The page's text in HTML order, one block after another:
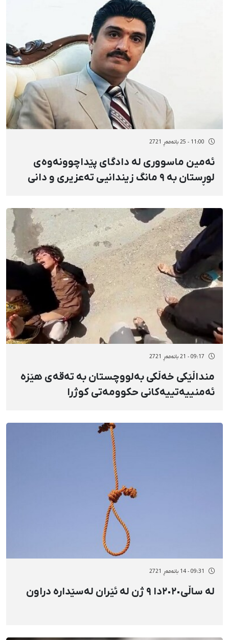
11:00 - 25 بانەمەڕ 2721
ئەمین ماسووری لە دادگای پێداچوونەوەی
لوڕستان بە ٩ مانگ زیندانیی تەعزیری و دانی
09:17 - 21 بانەمەڕ 2721
منداڵێکی خەڵکی بەلووچستان بە تەقەی هێزە
ئەمنییەتییەکانی حكوومەتی کوژرا
09:31 - 14 بانەمەڕ 2721
لە ساڵی٢٠٢٠دا ٩ ژن لە ئێران لەسێدارە دراون